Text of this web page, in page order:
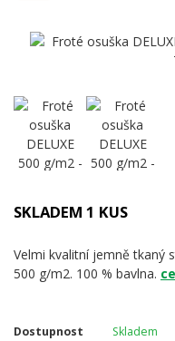
SKLADEM 1 KUS
Velmi kvalitní jemně tkaný
500 g/m2. 100 % bavlna.
Dostupnost Skladem